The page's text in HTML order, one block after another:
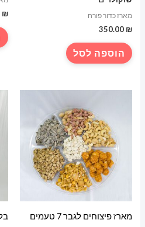
מארז כדור פורח
350.00 ₪
הוספה לסל
₪
מארז פיצוחים לגבר 7 טעמים